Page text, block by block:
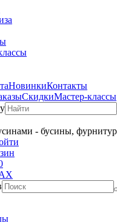
НовинкиКонтакты
СкидкиМастер-классы
- бусины,